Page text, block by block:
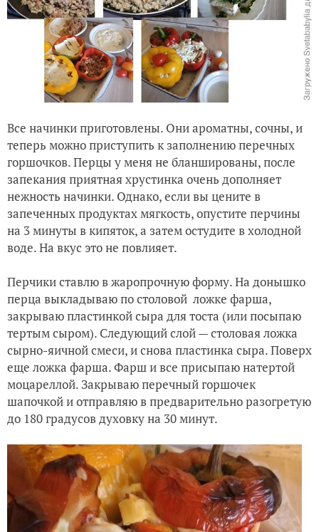
Все начинки приготовлены. Они ароматны, сочны, и
теперь можно приступить к заполнению перечных
горшочков. Перцы у меня не бланшированы, после
запекания приятная хрустинка очень дополняет
нежность начинки. Однако, если вы цените в
запеченных продуктах мягкость, опустите перчины
на 3 минуты в кипяток, а затем остудите в холодной
воде. На вкус это не повлияет.
Перчики ставлю в жаропрочную форму. На донышко
перца выкладываю по столовой ложке фарша,
закрываю пластинкой сыра для тоста (или посыпаю
тертым сыром). Следующий слой — столовая ложка
сырно-яичной смеси, и снова пластинка сыра. Поверх
еще ложка фарша. Фарш и все присыпаю натертой
моцареллой. Закрываю перечный горшочек
шапочкой и отправляю в предварительно разогретую
до 180 градусов духовку на 30 минут.